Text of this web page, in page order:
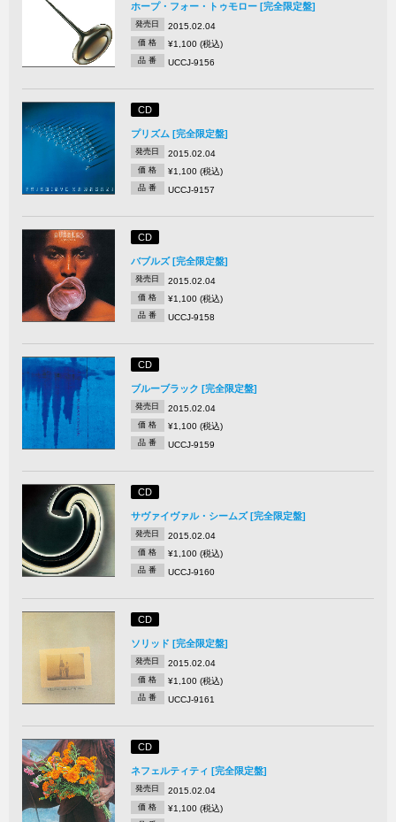
ホープ・フォー・トゥモロー [完全限定盤]
発売日 2015.02.04
価 格 ¥1,100 (税込)
品 番 UCCJ-9156
CD
プリズム [完全限定盤]
発売日 2015.02.04
価 格 ¥1,100 (税込)
品 番 UCCJ-9157
CD
バブルズ [完全限定盤]
発売日 2015.02.04
価 格 ¥1,100 (税込)
品 番 UCCJ-9158
CD
ブルーブラック [完全限定盤]
発売日 2015.02.04
価 格 ¥1,100 (税込)
品 番 UCCJ-9159
CD
サヴァイヴァル・シームズ [完全限定盤]
発売日 2015.02.04
価 格 ¥1,100 (税込)
品 番 UCCJ-9160
CD
ソリッド [完全限定盤]
発売日 2015.02.04
価 格 ¥1,100 (税込)
品 番 UCCJ-9161
CD
ネフェルティティ [完全限定盤]
発売日 2015.02.04
価 格 ¥1,100 (税込)